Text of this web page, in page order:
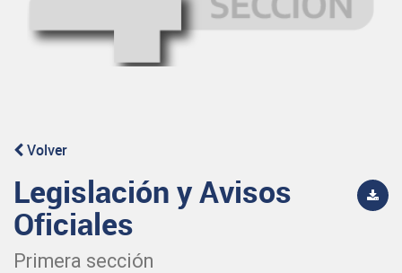
Volver
Legislación y Avisos
Oficiales
Primera sección